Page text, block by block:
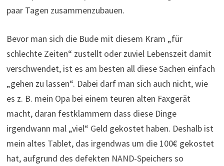
paar Tagen zusammenzubauen.
Bevor man sich die Bude mit diesem Kram „für
schlechte Zeiten“ zustellt oder zuviel Lebenszeit damit
verschwendet, ist es am besten all diese Sachen einfach
„gehen zu lassen“. Dabei darf man sich auch nicht, wie
es z. B. mein Opa bei einem teuren alten Faxgerät
macht, daran festklammern dass diese Dinge
irgendwann mal „viel“ Geld gekostet haben. Deshalb ist
mein altes Tablet, das irgendwas um die 100€ gekostet
hat, aufgrund des defekten NAND-Speichers so